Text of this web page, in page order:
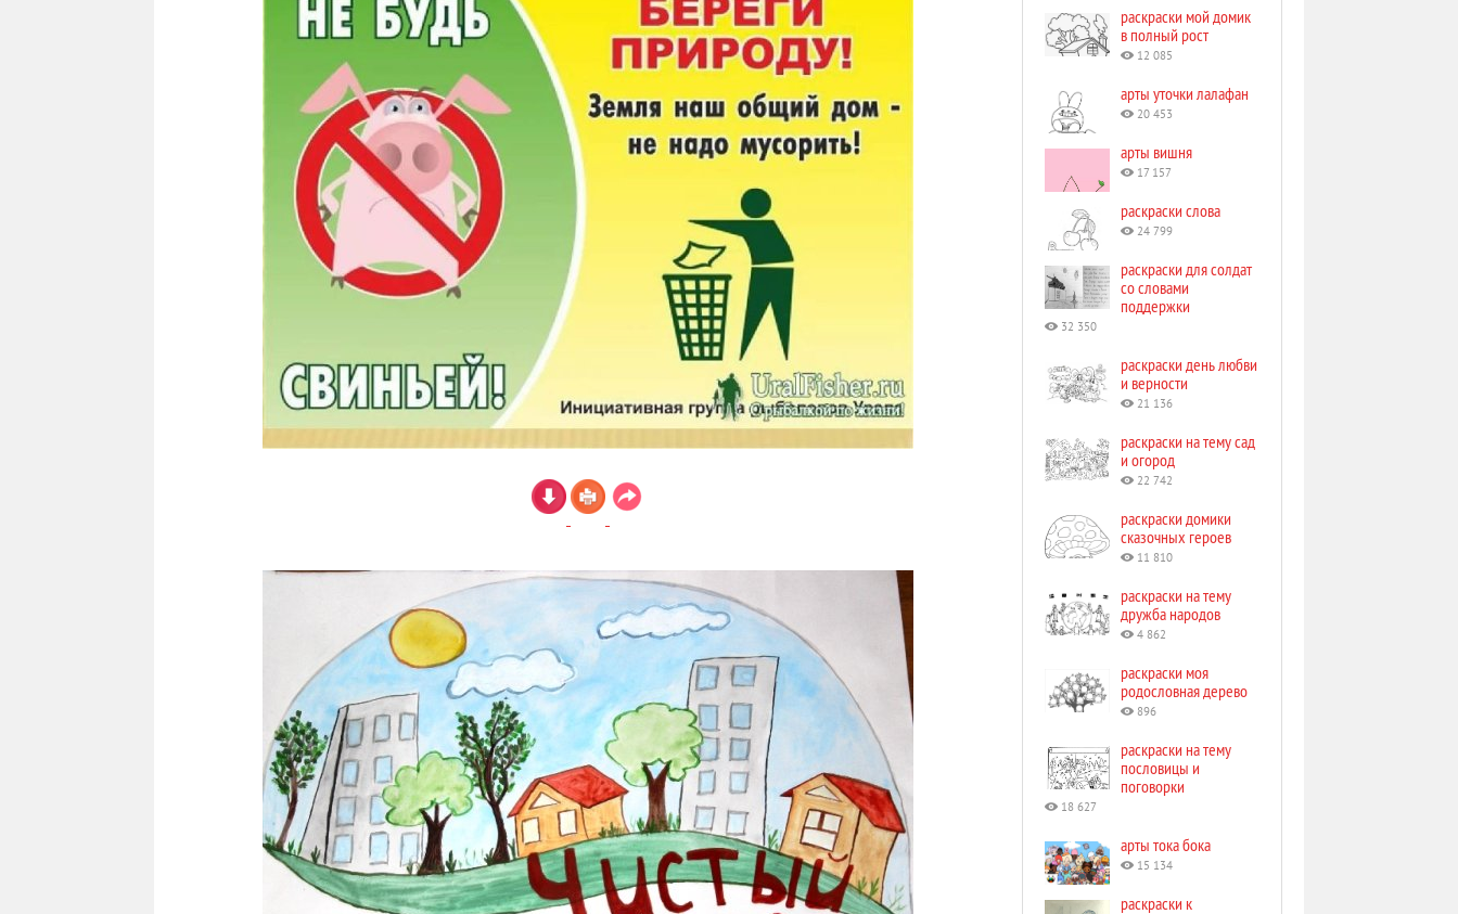
раскраски мой домик
в полный рост
12 085
арты уточки лалафан
20 453
арты вишня
17 157
раскраски слова
24 799
раскраски для солдат
со словами
поддержки
32 350
раскраски день любви
и верности
21 136
раскраски на тему сад
и огород
22 742
раскраски домики
сказочных героев
11 810
раскраски на тему
дружба народов
4 862
раскраски моя
родословная дерево
896
раскраски на тему
пословицы и
поговорки
18 627
арты тока бока
15 134
раскраски к